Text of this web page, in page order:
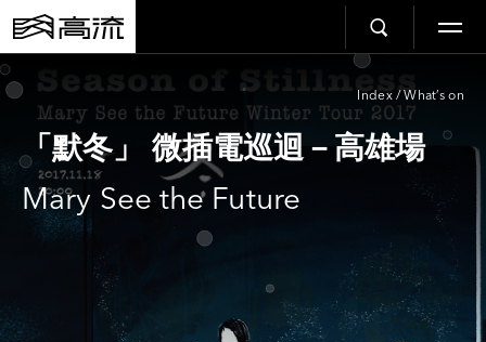
Index / What’s on
「默冬」 微插電巡迴－高雄場
Mary See the Future